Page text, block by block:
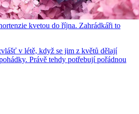
kvetou do října. Zahrádkáři to
v létě, když se jim z květů dělají
Právě tehdy potřebují pořádnou